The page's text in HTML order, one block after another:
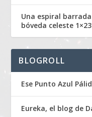
Una espiral
bóveda celeste 1×23
BLOGROLL
Ese Punto Azul
Eureka, el blog de